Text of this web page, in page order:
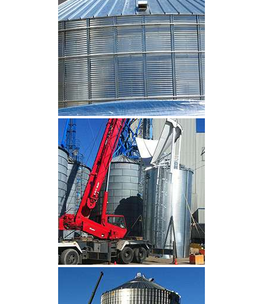
CLIQUEZ POUR AGRANDIR
CLIQUEZ POUR AGRANDIR